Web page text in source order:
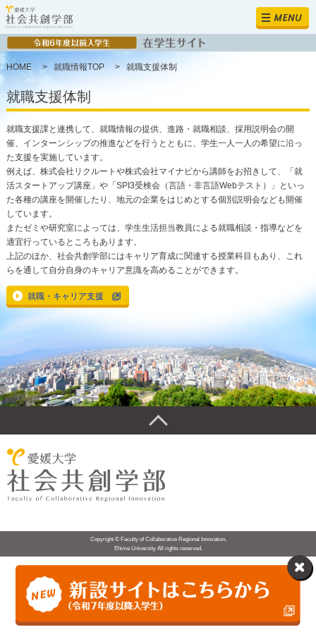
MENU
HOME > 就職情報TOP > 就職支援体制
就職支援体制
就職支援課と連携して、就職情報の提供、進路・就職相談、採用説明会の開
催、インターンシップの推進などを行うとともに、学生一人一人の希望に沿っ
た支援を実施しています。
例えば、株式会社リクルートや株式会社マイナビから講師をお招きして、「就
活スタートアップ講座」や「SPI3受検会（言語・非言語Webテスト）」といっ
た各種の講座を開催したり、地元の企業をはじめとする個別説明会なども開催
しています。
またゼミや研究室によっては、学生生活担当教員による就職相談・指導などを
適宜行っているところもあります。
上記のほか、社会共創学部にはキャリア育成に関連する授業科目もあり、これ
らを通して自分自身のキャリア意識を高めることができます。
就職・キャリア支援
Copyright © Faculty of Collaborative Regional Innovation,
Ehime University All rights reserved.